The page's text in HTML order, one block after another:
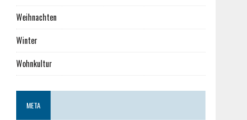
Weihnachten
Winter
Wohnkultur
META